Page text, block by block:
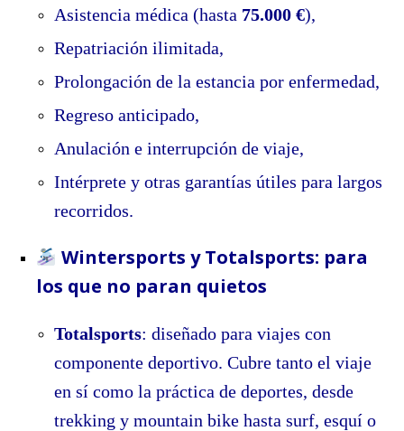
Asistencia médica (hasta 75.000 €),
Repatriación ilimitada,
Prolongación de la estancia por enfermedad,
Regreso anticipado,
Anulación e interrupción de viaje,
Intérprete y otras garantías útiles para largos
recorridos.
Wintersports y Totalsports: para
los que no paran quietos
Totalsports: diseñado para viajes con
componente deportivo. Cubre tanto el viaje
en sí como la práctica de deportes, desde
trekking y mountain bike hasta surf, esquí o